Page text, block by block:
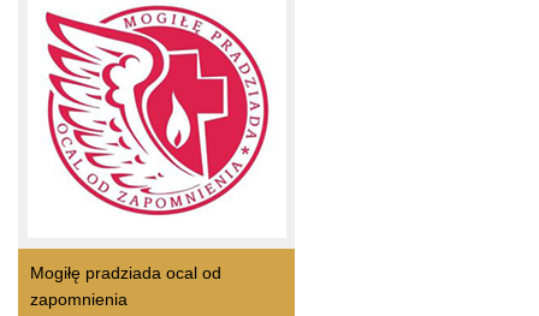
Mogiłę pradziada ocal od
zapomnienia